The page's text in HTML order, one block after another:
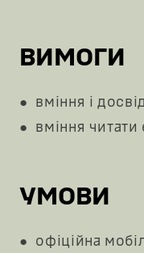
ВИМОГИ
● вміння і
● вміння читати
УМОВИ
● офіційна